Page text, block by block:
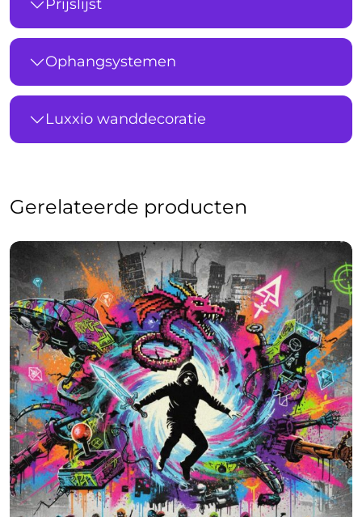
Prijslijst
Ophangsystemen
Luxxio wanddecoratie
Gerelateerde producten